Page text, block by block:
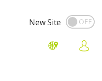
New Site